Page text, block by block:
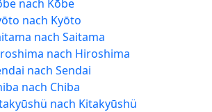
nach Kōbe
nach Kyōto
nach Saitama
nach Hiroshima
nach Sendai
nach Chiba
nach Kitakyūshü